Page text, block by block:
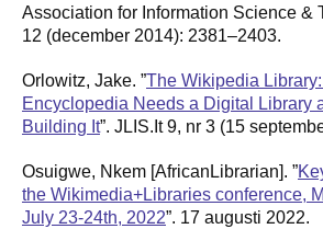
Association for Information Science &
12 (december 2014): 2381–2403.
Orlowitz, Jake. ”The Wikipedia
Encyclopedia Needs a Digital Library
Building It”. JLIS.It 9, nr 3 (15
Osuigwe, Nkem [AfricanLibrarian]. ”
the Wikimedia+Libraries conference,
July 23-24th, 2022”. 17 augusti 2022.